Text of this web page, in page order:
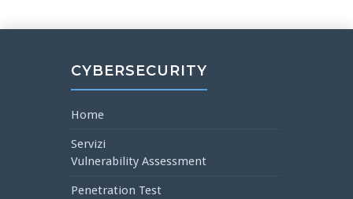
CYBERSECURITY
Home
Servizi
Vulnerability Assessment
Penetration Test